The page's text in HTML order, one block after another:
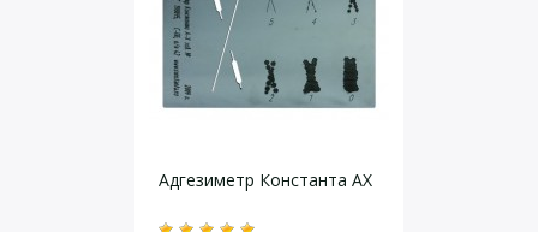
Адгезиметр Константа АХ